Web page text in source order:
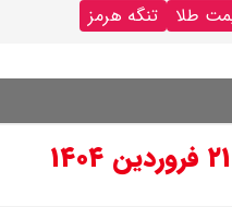
طلا تنگه هرمز